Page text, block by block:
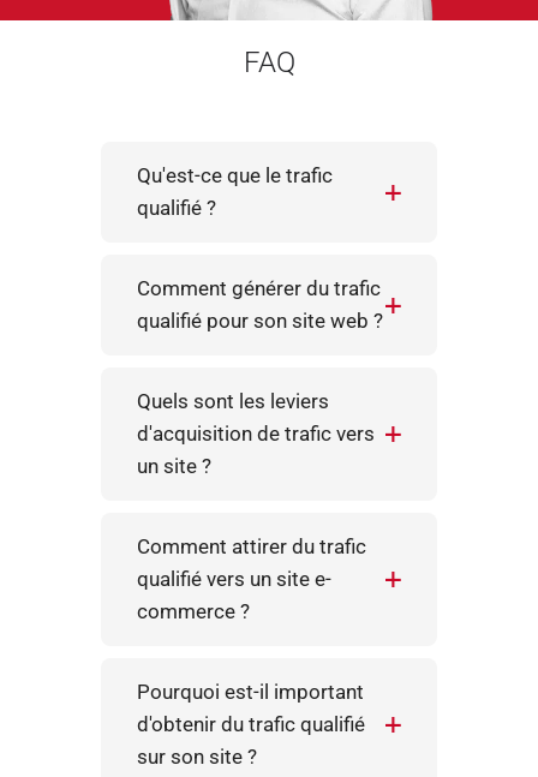
FAQ
Qu'est-ce que le trafic
qualifié ?
Comment générer du trafic
qualifié pour son site web ?
Quels sont les leviers
d'acquisition de trafic vers
un site ?
Comment attirer du trafic
qualifié vers un site e-
commerce ?
Pourquoi est-il important
d'obtenir du trafic qualifié
sur son site ?